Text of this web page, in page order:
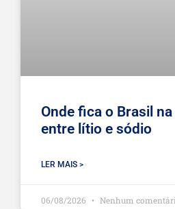
Onde fica o Brasil
entre lítio e sódio
LER MAIS >
06/08/2026 Nenhum